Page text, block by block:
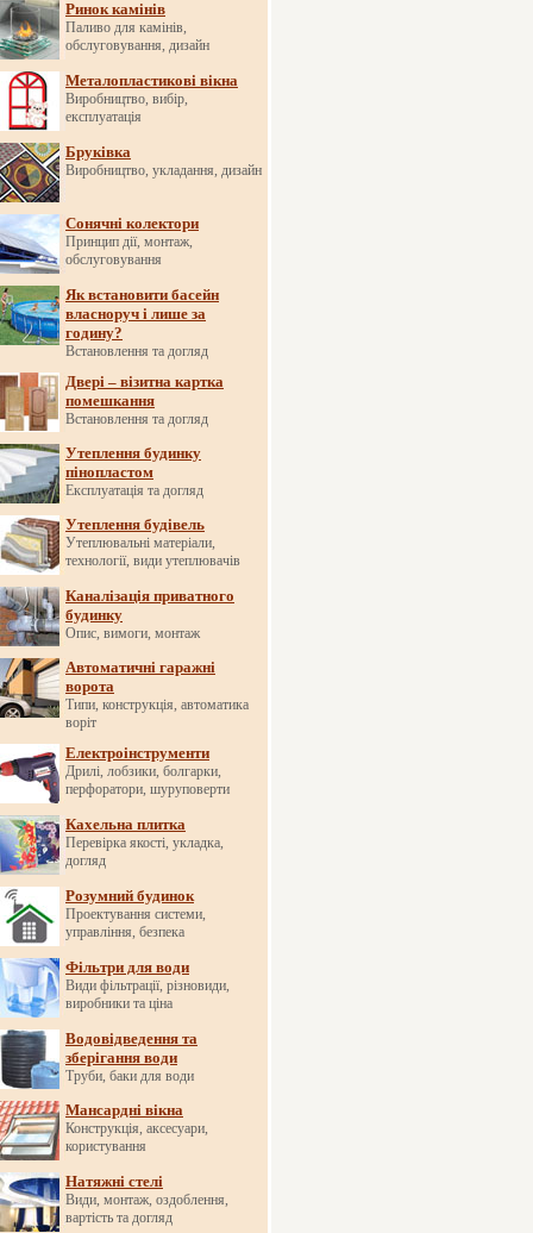
Ринок камінів
Паливо для камінів,
обслуговування, дизайн
Металопластикові вікна
Виробництво, вибір,
експлуатація
Бруківка
Виробництво, укладання, дизайн
Сонячні колектори
Принцип дії, монтаж,
обслуговування
Як встановити басейн
власноруч і лише за
годину?
Встановлення та догляд
Двері – візитна картка
помешкання
Встановлення та догляд
Утеплення будинку
пінопластом
Експлуатація та догляд
Утеплення будівель
Утеплювальні матеріали,
технології, види утеплювачів
Каналізація приватного
будинку
Опис, вимоги, монтаж
Автоматичні гаражні
ворота
Типи, конструкція, автоматика
воріт
Електроінструменти
Дрилі, лобзики, болгарки,
перфоратори, шуруповерти
Кахельна плитка
Перевірка якості, укладка,
догляд
Розумний будинок
Проектування системи,
управління, безпека
Фільтри для води
Види фільтрації, різновиди,
виробники та ціна
Водовідведення та
зберігання води
Труби, баки для води
Мансардні вікна
Конструкція, аксесуари,
користування
Натяжні стелі
Види, монтаж, оздоблення,
вартість та догляд